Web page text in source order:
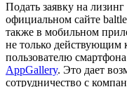
Подать заявку на
официальном сайте
также в мобильном
не только
пользователю
AppGallery. Это дает
сотрудничество с